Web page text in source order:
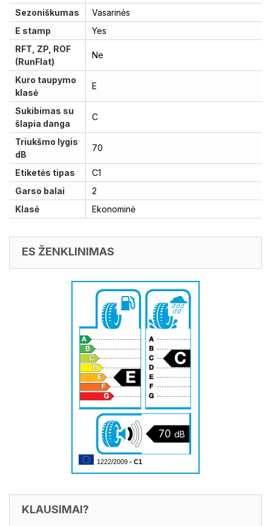
Sezoniškumas
Vasarinės
E stamp
Yes
RFT, ZP, ROF
(RunFlat)
Ne
Kuro taupymo
klasė
E
Sukibimas su
šlapia danga
C
Triukšmo lygis
dB
70
Etiketės tipas
C1
Garso balai
2
Klasė
Ekonominė
ES ŽENKLINIMAS
70 dB
1222/2009 - C1
KLAUSIMAI?